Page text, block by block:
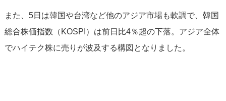
また、5日は韓国や台湾など他のアジア市場も軟調で、韓国
総合株価指数（KOSPI）は前日比4％超の下落。アジア全体
でハイテク株に売りが波及する構図となりました。